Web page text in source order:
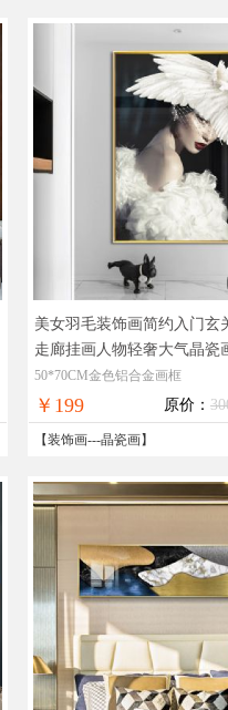
美女羽毛装饰画简约入门玄
走廊挂画人物轻奢大气晶瓷
奢华极致工厂直销十五天无
50*70CM金色铝合金画框
￥199 原价：
【装饰画---晶瓷画】